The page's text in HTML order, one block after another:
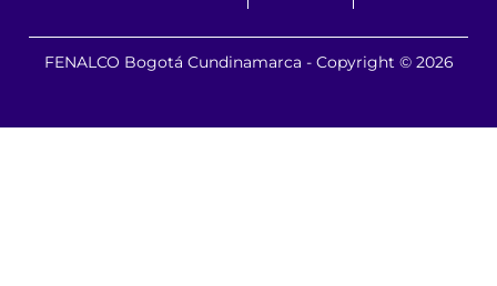
FENALCO Bogotá Cundinamarca - Copyright © 2026